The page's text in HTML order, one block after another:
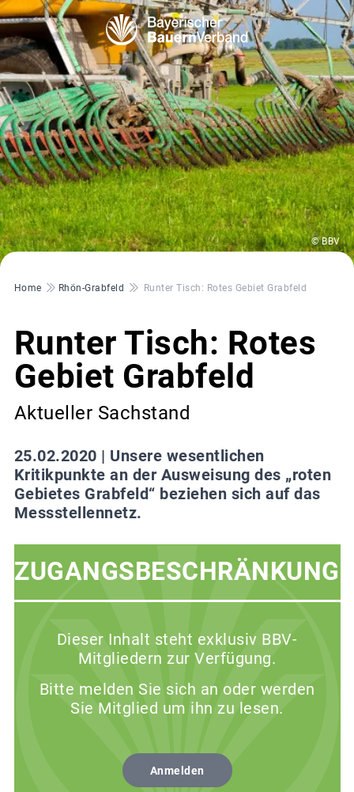
© BBV
Pfadnavigation
Home Rhön-Grabfeld Runter Tisch: Rotes Gebiet Grabfeld
Runter Tisch: Rotes
Gebiet Grabfeld
Aktueller Sachstand
25.02.2020 | Unsere wesentlichen
Kritikpunkte an der Ausweisung des „roten
Gebietes Grabfeld“ beziehen sich auf das
Messstellennetz.
ZUGANGSBESCHRÄNKUNG
Dieser Inhalt steht exklusiv BBV-
Mitgliedern zur Verfügung.
Bitte melden Sie sich an oder werden
Sie Mitglied um ihn zu lesen.
Anmelden